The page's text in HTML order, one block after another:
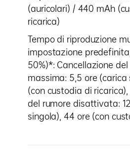
(auricolari) / 440 mAh
ricarica)
Tempo di riproduzione
impostazione
50%)*: Cancellazione del
massima: 5,5 ore (carica
(con custodia di
del rumore disattivata:
singola), 44 ore (con